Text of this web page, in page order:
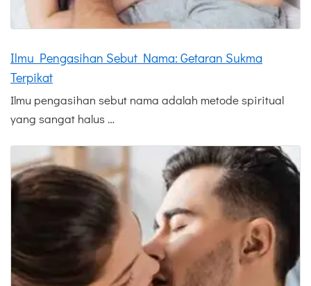
Ilmu Pengasihan Sebut Nama: Getaran Sukma
Terpikat
Ilmu pengasihan sebut nama adalah metode spiritual
yang sangat halus …